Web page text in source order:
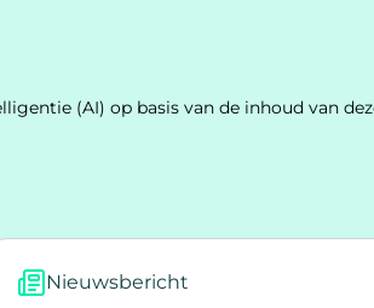
(AI) op basis van de inhoud van
Nieuwsbericht